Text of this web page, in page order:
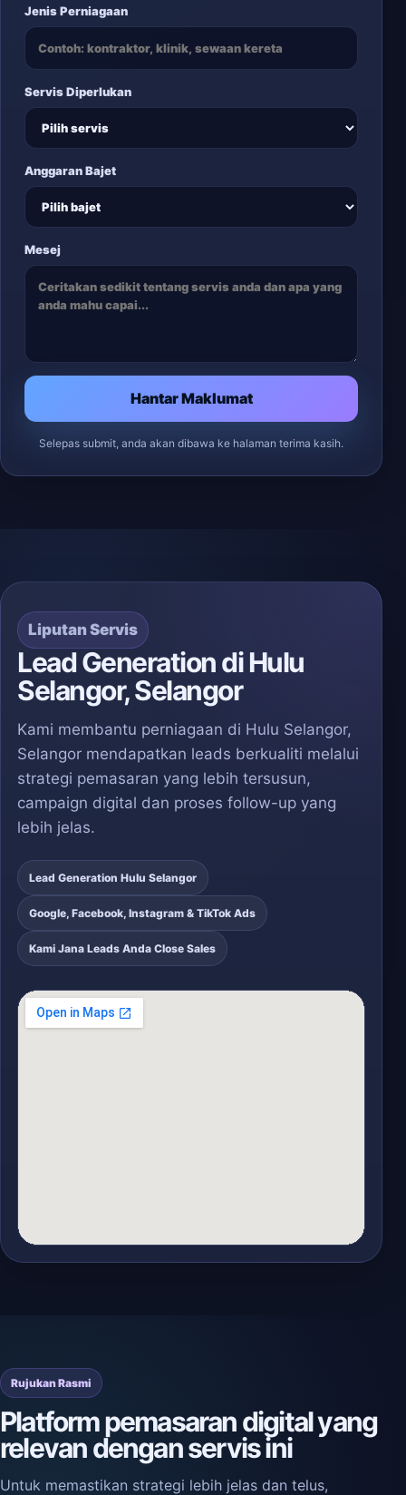
Jenis Perniagaan
Servis Diperlukan
Anggaran Bajet
Mesej
Hantar Maklumat
Selepas submit, anda akan dibawa ke halaman terima kasih.
Liputan Servis
Lead Generation di Hulu
Selangor, Selangor
Kami membantu perniagaan di Hulu Selangor,
Selangor mendapatkan leads berkualiti melalui
strategi pemasaran yang lebih tersusun,
campaign digital dan proses follow-up yang
lebih jelas.
Lead Generation Hulu Selangor
Google, Facebook, Instagram & TikTok Ads
Kami Jana Leads Anda Close Sales
Rujukan Rasmi
Platform pemasaran digital yang
relevan dengan servis ini
Untuk memastikan strategi lebih jelas dan telus,